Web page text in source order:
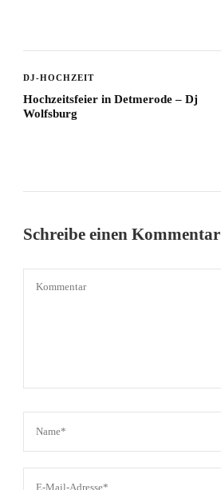
DJ-HOCHZEIT
Hochzeitsfeier in Detmerode – Dj
Wolfsburg
Schreibe einen Kommentar